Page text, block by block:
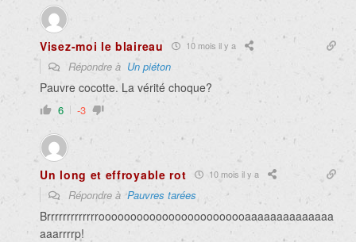
Visez-moi le blaireau 10 mois il y a
Répondre à Un piéton
Pauvre cocotte. La vérité choque?
6 -3
Un long et effroyable rot 10 mois il y a
Répondre àPauvres tarées
Brrrrrrrrrrrrroooooooooooooooooooooooaaaaaaaaaaaaaa
aaarrrrp!